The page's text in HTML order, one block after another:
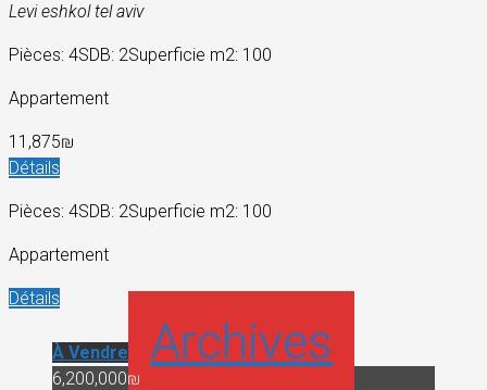
Levi eshkol tel aviv
Pièces: 4SDB: 2Superficie m2: 100
Appartement
11,875₪
Détails
Pièces: 4SDB: 2Superficie m2: 100
Appartement
Détails
À Vendre Archives
6,200,000₪